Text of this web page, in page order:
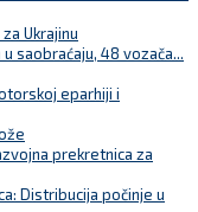
Ukrajinu
saobraćaju, 48 vozača...
eparhiji i
prekretnica za
Distribucija počinje u